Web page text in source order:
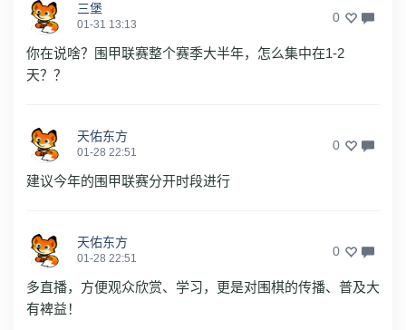
三堡
01-31 13:13 0
你在说啥？围甲联赛整个赛季大半年，怎么集中在1-2
天？？
天佑东方
01-28 22:51 0
建议今年的围甲联赛分开时段进行
天佑东方
01-28 22:51 0
多直播，方便观众欣赏、学习，更是对围棋的传播、普及大
有裨益！